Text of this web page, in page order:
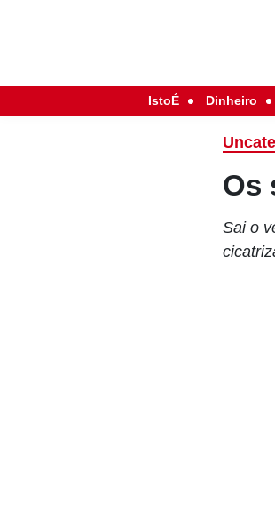
IstoÉ Dinheiro
Os
Sai o